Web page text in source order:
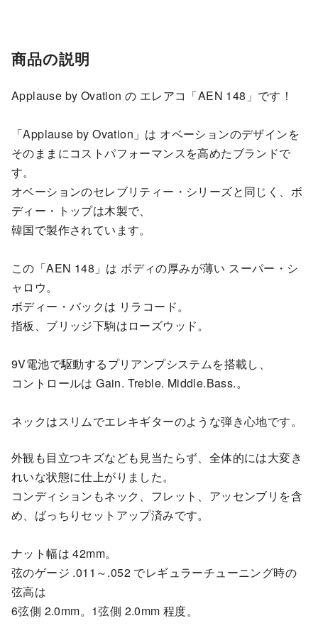
商品の説明
Applause by Ovation の エレアコ「AEN 148」です！
「Applause by Ovation」は オベーションのデザインを
そのままにコストパフォーマンスを高めたブランドで
す。
オベーションのセレブリティー・シリーズと同じく、ボ
ディー・トップは木製で、
韓国で製作されています。
この「AEN 148」は ボディの厚みが薄い スーパー・シ
ャロウ。
ボディー・バックは リラコード。
指板、ブリッジ下駒はローズウッド。
9V電池で駆動するプリアンプシステムを搭載し、
コントロールは Gain. Treble. Middle.Bass.。
ネックはスリムでエレキギターのような弾き心地です。
外観も目立つキズなども見当たらず、全体的には大変き
れいな状態に仕上がりました。
コンディションもネック、フレット、アッセンブリを含
め、ばっちりセットアップ済みです。
ナット幅は 42mm。
弦のゲージ .011～.052 でレギュラーチューニング時の
弦高は
6弦側 2.0mm。1弦側 2.0mm 程度。